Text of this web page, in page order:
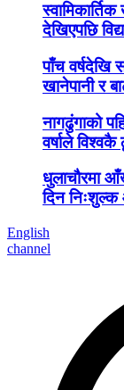
देखिएपछि
पाँच वर्षदेखि
खानेपानी र
नागढुंगाको
वर्षाले विश्वकै
धुलाचौरमा
दिन निःशुल्क
English
channel